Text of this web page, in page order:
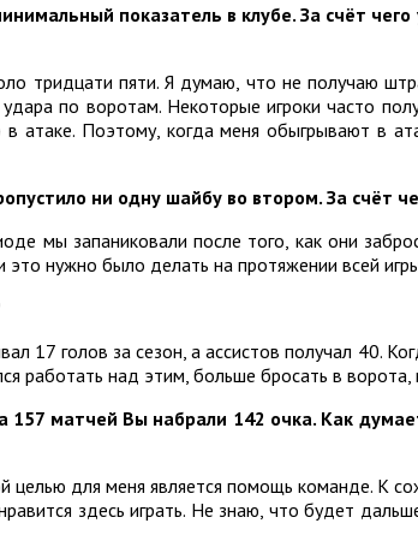
показатель в клубе. За счёт
тридцати пяти. Я думаю, что не получаю
по воротам. Некоторые игроки часто
атаке. Поэтому, когда меня обыгрывают в
ни одну шайбу во втором. За счёт
мы запаниковали после того, как они
нужно было делать на протяжении всей
17 голов за сезон, а ассистов получал 40.
работать над этим, больше бросать в
матчей Вы набрали 142 очка. Как
целью для меня является помощь команде. К
здесь играть. Не знаю, что будет